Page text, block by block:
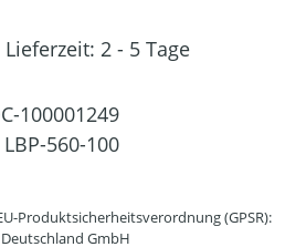
2 - 5 Tage
100001249
LBP-560-100
Produktsicherheitsverordnung (GPSR):
GmbH